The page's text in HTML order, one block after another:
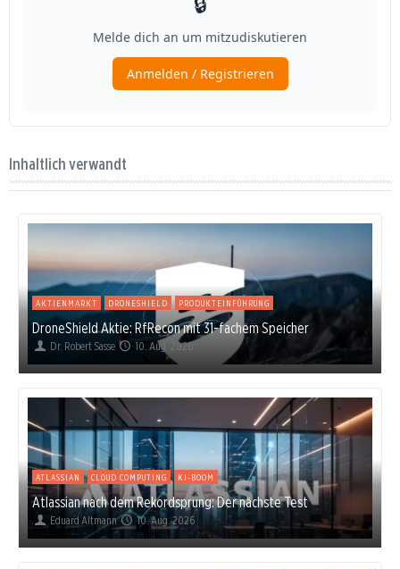
Inhaltlich verwandt
AKTIENMARKT DRONESHIELD PRODUKTEINFÜHRUNG
DroneShield Aktie: RfRecon mit 31-fachem Speicher
Dr. Robert Sasse 10. Aug. 2026
ATLASSIAN CLOUD COMPUTING KI-BOOM
Atlassian nach dem Rekordsprung: Der nächste Test
Eduard Altmann 10. Aug. 2026